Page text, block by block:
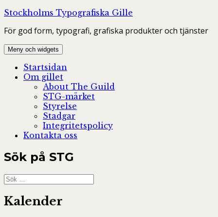
Hoppa
innehåll
Stockholms Typografiska Gille
För god form, typografi, grafiska produkter och tjänster
Meny och widgets
Startsidan
Om gillet
About The Guild
STG-märket
Styrelse
Stadgar
Integritetspolicy
Kontakta oss
Sök på STG
Sök
efter:
Kalender